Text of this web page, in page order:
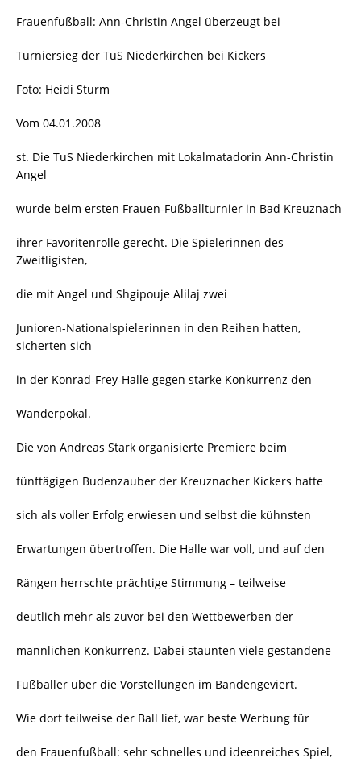
Frauenfußball: Ann-Christin Angel überzeugt bei
Turniersieg der TuS Niederkirchen bei Kickers
Foto: Heidi Sturm
Vom 04.01.2008
st. Die TuS Niederkirchen mit Lokalmatadorin Ann-Christin
Angel
wurde beim ersten Frauen-Fußballturnier in Bad Kreuznach
ihrer Favoritenrolle gerecht. Die Spielerinnen des
Zweitligisten,
die mit Angel und Shgipouje Alilaj zwei
Junioren-Nationalspielerinnen in den Reihen hatten,
sicherten sich
in der Konrad-Frey-Halle gegen starke Konkurrenz den
Wanderpokal.
Die von Andreas Stark organisierte Premiere beim
fünftägigen Budenzauber der Kreuznacher Kickers hatte
sich als voller Erfolg erwiesen und selbst die kühnsten
Erwartungen übertroffen. Die Halle war voll, und auf den
Rängen herrschte prächtige Stimmung – teilweise
deutlich mehr als zuvor bei den Wettbewerben der
männlichen Konkurrenz. Dabei staunten viele gestandene
Fußballer über die Vorstellungen im Bandengeviert.
Wie dort teilweise der Ball lief, war beste Werbung für
den Frauenfußball: sehr schnelles und ideenreiches Spiel,